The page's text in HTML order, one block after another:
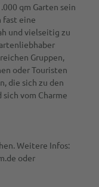
qm Garten sein
fast eine
und vielseitig zu
Gruppen,
oder Touristen
die sich zu den
vom Charme
Weitere Infos:
oder